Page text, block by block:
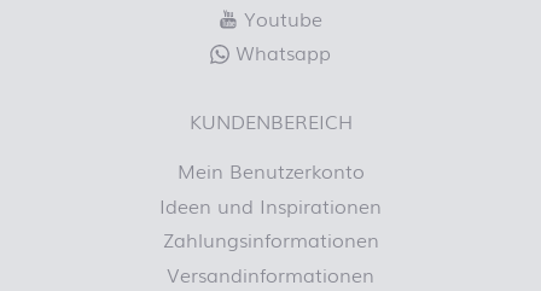
Youtube
Whatsapp
KUNDENBEREICH
Mein Benutzerkonto
Ideen und Inspirationen
Zahlungsinformationen
Versandinformationen